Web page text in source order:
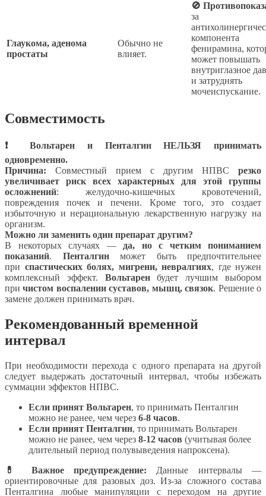
Глаукома, аденома
простаты
Обычно не
влияет.
🚫
за
компонента
фенирамина,
может повышать
внутриглазное
и затруднять
мочеиспускание.
Совместимость
❗ Вольтарен и Пенталгин НЕЛЬЗЯ принимать
одновременно.
Причина: Совместный прием с другим НПВС резко
увеличивает риск всех характерных для этой группы
осложнений: желудочно-кишечных кровотечений,
повреждения почек и печени. Кроме того, это создает
избыточную и нерациональную лекарственную нагрузку на
организм.
Можно ли заменить один препарат другим?
В некоторых случаях — да, но с четким пониманием
показаний. Пенталгинможет быть предпочтительнее
при спастических болях, мигрени, невралгиях, где нужен
комплексный эффект. Вольтаренбудет лучшим выбором
причистом воспалении суставов, мышц, связок. Решение о
замене должен принимать врач.
Рекомендованный временной
интервал
При необходимости перехода с одного препарата на другой
следует выдержать достаточный интервал, чтобы избежать
суммации эффектов НПВС.
Если принят Вольтарен, то принимать Пенталгин
можно не ранее, чем через 6-8 часов.
Если принят Пенталгин, то принимать Вольтарен
можно не ранее, чем через 8-12 часов (учитывая более
длительный период полувыведения напроксена).
💊 Важное предупреждение: Данные интервалы —
ориентировочные для разовых доз. Из-за сложного состава
Пенталгина любые манипуляции с переходом на другие